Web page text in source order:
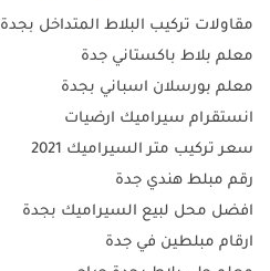
مقاولات تركيب البلاط المتداخل بجدة
معلم بلاط باكستاني جدة
معلم بورسلان اسباني بجدة
انستقرام سيراميك ارضيات
سعر تركيب متر السيراميك 2021
رقم مبلط هندي جدة
افضل محل لبيع السيراميك بجدة
ارقام مبلطين في جدة